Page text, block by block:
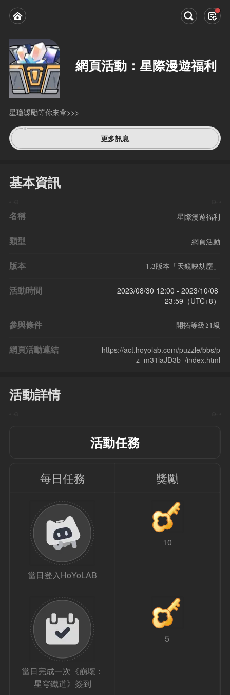
網頁活動：星際漫遊福利
星瓊獎勵等你來拿>>>
更多訊息
基本資訊
名稱 星際漫遊福利
類型 網頁活動
版本 1.3版本「天鏡映劫塵」
活動時間
2023/08/30 12:00 - 2023/10/08
23:59（UTC+8）
參與條件 開拓等級≥1級
網頁活動連結
https://act.hoyolab.com/puzzle/bbs/p
z_m31laJD3b_/index.html
活動詳情
活動任務
每日任務 獎勵
當日登入HoYoLAB
10
當日完成一次《崩壞：
星穹鐵道》簽到
5